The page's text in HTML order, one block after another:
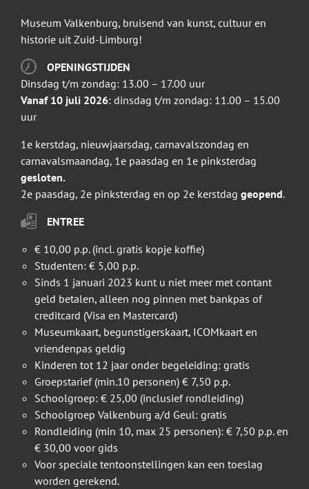
Museum Valkenburg, bruisend van kunst, cultuur en
historie uit Zuid-Limburg!
OPENINGSTIJDEN
Dinsdag t/m zondag: 13.00 – 17.00 uur
Vanaf 10 juli 2026: dinsdag t/m zondag: 11.00 – 15.00
uur
1e kerstdag, nieuwjaarsdag, carnavalszondag en
carnavalsmaandag, 1e paasdag en 1e pinksterdag
gesloten.
2e paasdag, 2e pinksterdag en op 2e kerstdag geopend.
ENTREE
€ 10,00 p.p. (incl. gratis kopje koffie)
Studenten: € 5,00 p.p.
Sinds 1 januari 2023 kunt u niet meer met contant
geld betalen, alleen nog pinnen met bankpas of
creditcard (Visa en Mastercard)
Museumkaart, begunstigerskaart, ICOMkaart en
vriendenpas geldig
Kinderen tot 12 jaar onder begeleiding: gratis
Groepstarief (min.10 personen) € 7,50 p.p.
Schoolgroep: € 25,00 (inclusief rondleiding)
Schoolgroep Valkenburg a/d Geul: gratis
Rondleiding (min 10, max 25 personen): € 7,50 p.p. en
€ 30,00 voor gids
Voor speciale tentoonstellingen kan een toeslag
worden gerekend.